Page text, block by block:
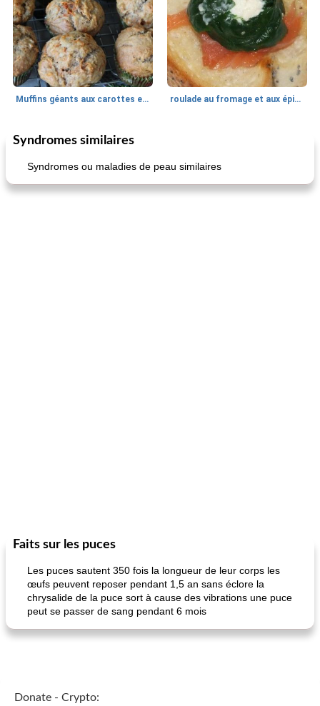
Muffins géants aux carottes et à la banane de Nif roulade au fromage et aux épinards
30min
Marques de confiance: recettes et
astuces
Syndromes similaires
Syndromes ou maladies de peau similaires
Faits sur les puces
Les puces sautent 350 fois la longueur de leur corps les
œufs peuvent reposer pendant 1,5 an sans éclore la
chrysalide de la puce sort à cause des vibrations une puce
peut se passer de sang pendant 6 mois
Donate - Crypto: